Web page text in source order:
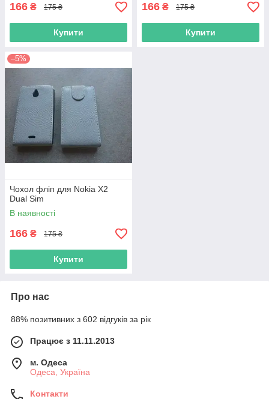
166 ₴ 175 ₴
Купити
166 ₴ 175 ₴
Купити
–5%
Чохол фліп для Nokia X2
Dual Sim
В наявності
166 ₴ 175 ₴
Купити
Про нас
88% позитивних з 602 відгуків за рік
Працює з 11.11.2013
м. Одеса
Одеса, Україна
Контакти